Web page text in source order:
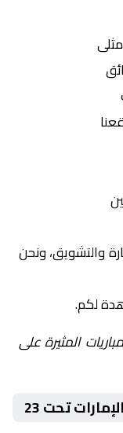
والتشويق، ونحن
لكم.
المثيرة على